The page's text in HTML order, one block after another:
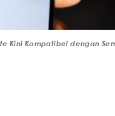
Kini Kompatibel dengan